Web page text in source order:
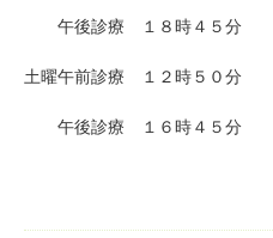
午後診療 １８時４５分
土曜午前診療 １２時５０分
午後診療 １６時４５分